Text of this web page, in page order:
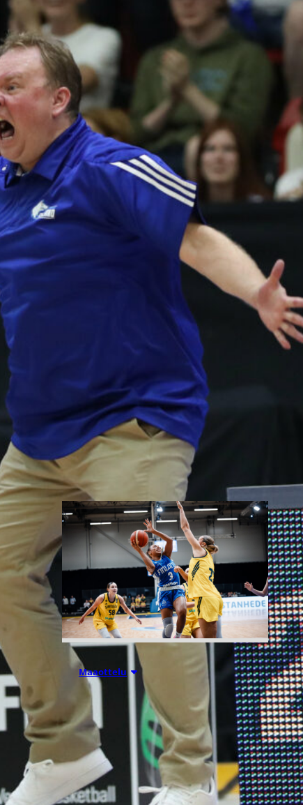
Suomen 16-
vuotiaat pojat
voittivat
Luxemburgin
– EM-kisojen
voittotili
aukesi
vakuuttavalla
Suomen 16-vuotiaat pojat
ottivat vakuuttavan 85–45-voiton
Luxemburgista B-divisioonan
EM-kilpailuissa johtamalla
ottelua alusta loppuun. Suomi
kohtaa huomenna Ruotsin klo
19.30 Suomen aikaa.
Maaottelu 07.08.2026 21:42
Ruotsi piirun
verran
Susiladiesia